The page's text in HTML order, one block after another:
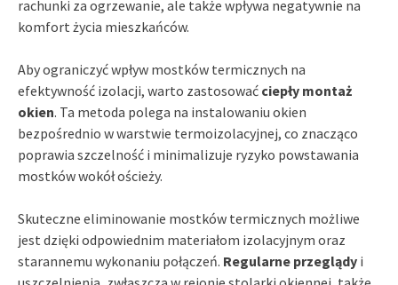
rachunki za ogrzewanie, ale także wpływa negatywnie na
komfort życia mieszkańców.
Aby ograniczyć wpływ mostków termicznych na
efektywność izolacji, warto zastosować ciepły montaż
okien. Ta metoda polega na instalowaniu okien
bezpośrednio w warstwie termoizolacyjnej, co znacząco
poprawia szczelność i minimalizuje ryzyko powstawania
mostków wokół ościeży.
Skuteczne eliminowanie mostków termicznych możliwe
jest dzięki odpowiednim materiałom izolacyjnym oraz
starannemu wykonaniu połączeń. Regularne przeglądy i